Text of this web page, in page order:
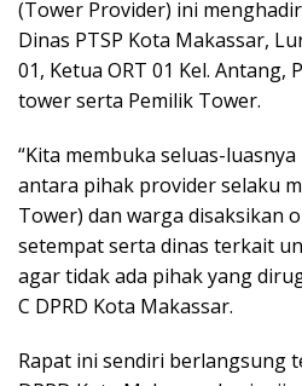
(Tower Provider) ini
Dinas PTSP Kota Makassar,
01, Ketua ORT 01 Kel. Antang,
tower serta Pemilik Tower.
“Kita membuka seluas-
antara pihak provider selaku
Tower) dan warga disaksikan
setempat serta dinas terkait
agar tidak ada pihak yang
C DPRD Kota Makassar.
Rapat ini sendiri berlangsung